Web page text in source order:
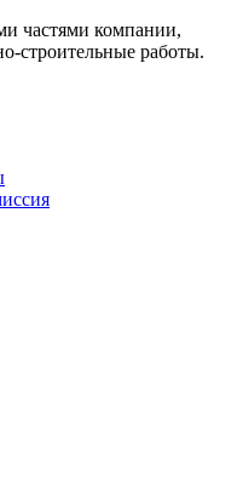
частями компании,
строительные работы.